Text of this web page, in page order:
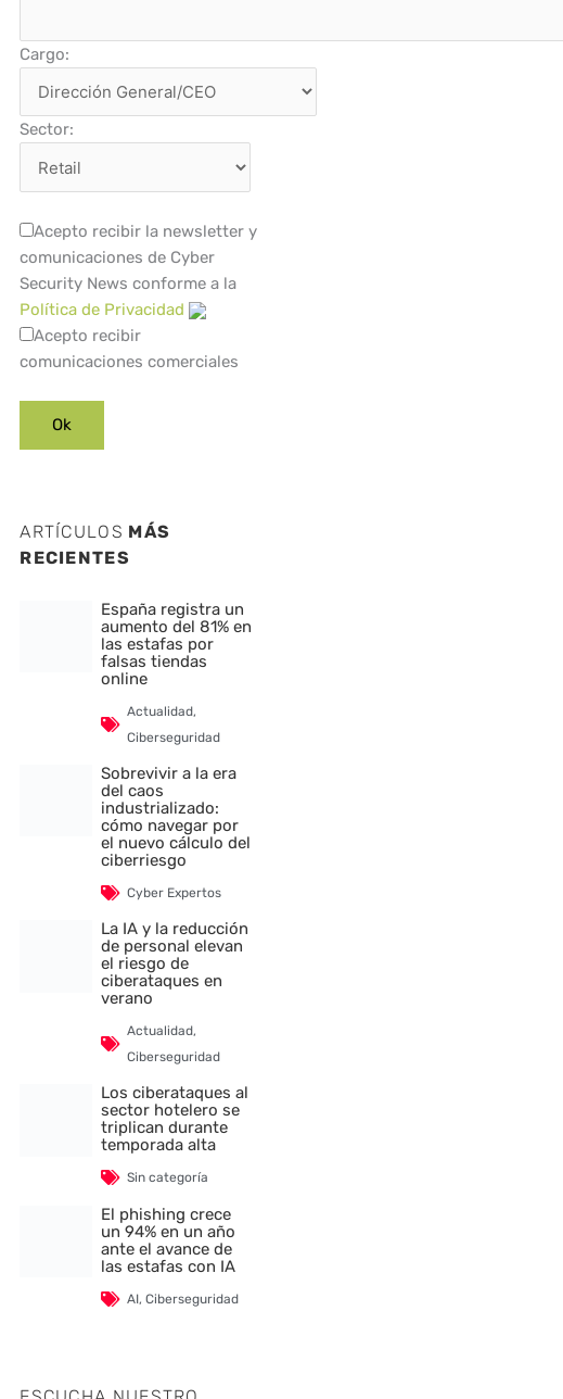
Cargo:
Sector:
Acepto recibir la newsletter y
comunicaciones de Cyber
Security News conforme a la
Política de Privacidad
Acepto recibir
comunicaciones comerciales
ARTÍCULOS MÁS
RECIENTES
España registra un
aumento del 81% en
las estafas por
falsas tiendas
online
Actualidad,
Ciberseguridad
Sobrevivir a la era
del caos
industrializado:
cómo navegar por
el nuevo cálculo del
ciberriesgo
Cyber Expertos
La IA y la reducción
de personal elevan
el riesgo de
ciberataques en
verano
Actualidad,
Ciberseguridad
Los ciberataques al
sector hotelero se
triplican durante
temporada alta
Sin categoría
El phishing crece
un 94% en un año
ante el avance de
las estafas con IA
AI, Ciberseguridad